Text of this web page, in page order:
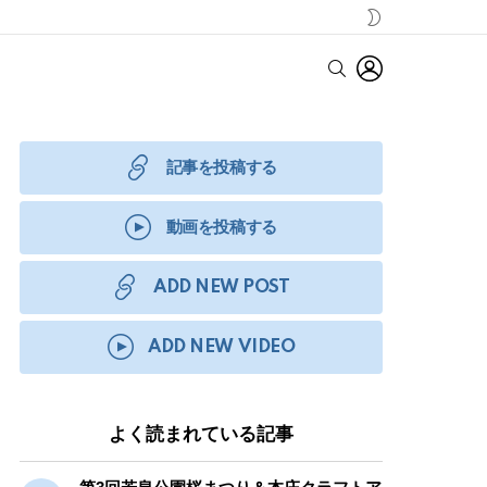
SKIN
SEARCH
記事を投稿する
動画を投稿する
ADD NEW POST
ADD NEW VIDEO
よく読まれている記事